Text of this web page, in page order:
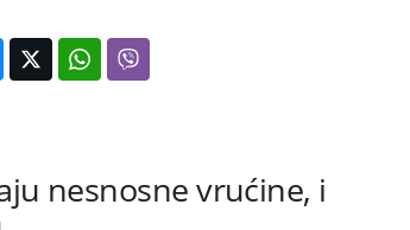
nesnosne vrućine, i